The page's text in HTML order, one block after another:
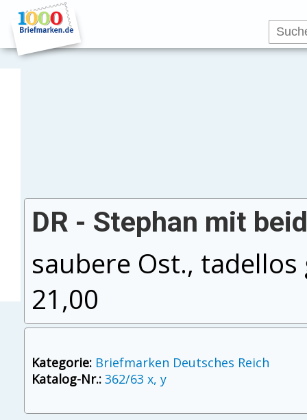
DR - Stephan mit
saubere Ost.,
21,00
Kategorie: Briefmarken Deutsches Reich
Katalog-Nr.: 362/63 x, y